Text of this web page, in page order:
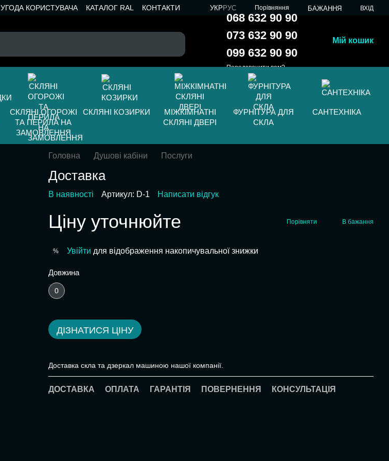
УГОДА КОРИСТУВАЧА КАТАЛОГ RAL
КОНТАКТИ
УКРРУС Порівняння БАЖАННЯ ВХІД
068 632 90 90
073 632 90 90
099 632 90 90
Передзвонити вам?
Мій кошик
СКЛЯНІ ОГОРОЖІ
ТА ПЕРИЛА НА
ЗАМОВЛЕННЯ
СКЛЯНІ КОЗИРКИ
МІЖКІМНАТНІ
СКЛЯНІ ДВЕРІ
ФУРНІТУРА ДЛЯ
СКЛА
САНТЕХНІКА
Головна Душові кабіни Послуги
Доставка
В наявності Артикул: D-1 Написати відгук
Ціну уточнюйте Порівняти В бажання
% Увійти для відображення накопичувальної знижки
Довжина
0
ДІЗНАТИСЯ ЦІНУ
Доставка скла та дзеркал машиною нашої компанії.
ДОСТАВКА ОПЛАТА ГАРАНТІЯ ПОВЕРНЕННЯ КОНСУЛЬТАЦІЯ